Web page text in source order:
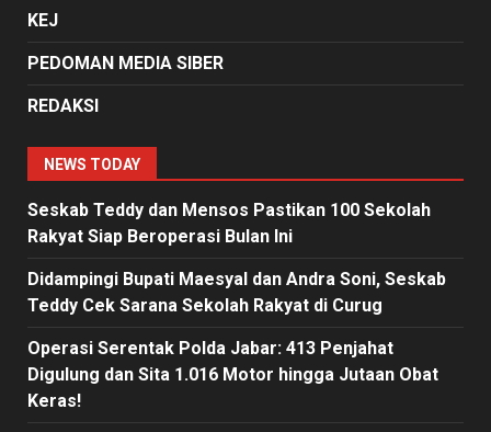
KEJ
PEDOMAN MEDIA SIBER
REDAKSI
NEWS TODAY
Seskab Teddy dan Mensos Pastikan 100 Sekolah
Rakyat Siap Beroperasi Bulan Ini
Didampingi Bupati Maesyal dan Andra Soni, Seskab
Teddy Cek Sarana Sekolah Rakyat di Curug
Operasi Serentak Polda Jabar: 413 Penjahat
Digulung dan Sita 1.016 Motor hingga Jutaan Obat
Keras!